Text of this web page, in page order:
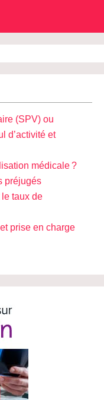
(SPV) ou
d’activité et
médicale ?
préjugés
le taux de
prise en charge